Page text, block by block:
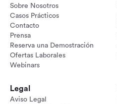
Sobre Nosotros
Casos Prácticos
Contacto
Prensa
Reserva una Demostración
Ofertas Laborales
Webinars
Legal
Aviso Legal